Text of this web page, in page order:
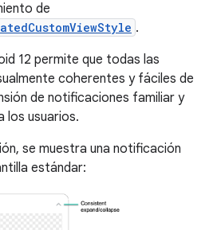
de
.
12 permite que todas las
coherentes y fáciles de
de notificaciones familiar y
los usuarios.
se muestra una notificación
estándar: